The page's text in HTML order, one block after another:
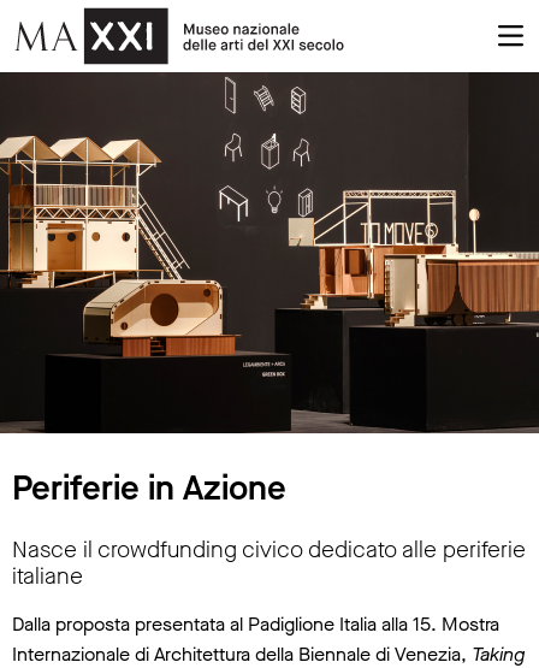
Periferie in Azione
Nasce il crowdfunding civico dedicato alle periferie
italiane
Dalla proposta presentata al Padiglione Italia alla 15. Mostra
Internazionale di Architettura della Biennale di Venezia, Taking